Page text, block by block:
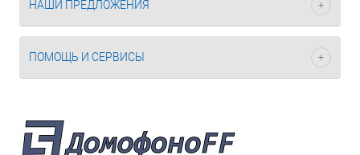
НАШИ ПРЕДЛОЖЕНИЯ
ПОМОЩЬ И СЕРВИСЫ